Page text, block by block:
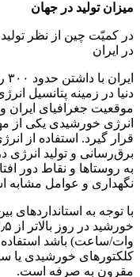
در جهان
از نظر تولید برق از
ایران با داشتن
پتانسیل انرژی
ایران و
یکی از مهم‌ترین
استفاده از انرژی
و تولید انرژی در مقایسه
و نقاط دور افتاده در
و عوامل مشابه است.
استانداردهای بین‌المللی
باشد استفاده از
خورشیدی یا سیستم‌های
صرفه است.